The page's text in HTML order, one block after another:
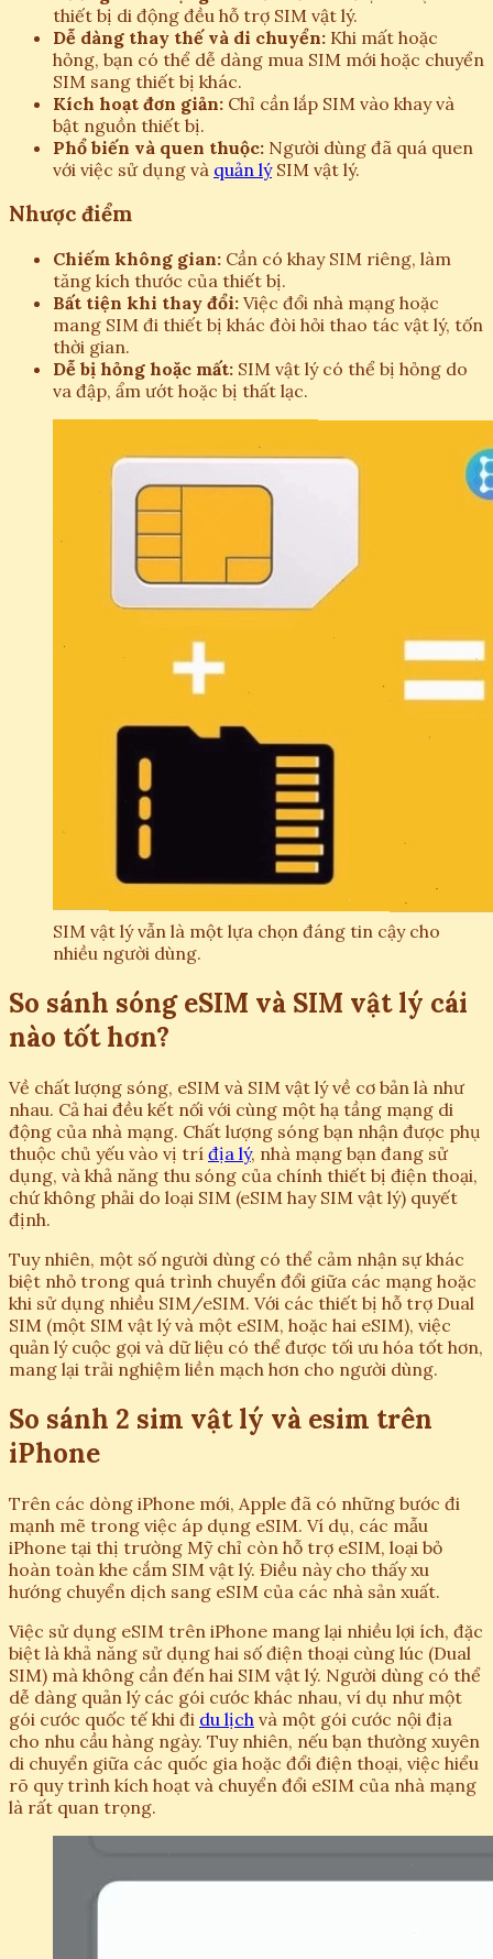
thiết bị di động đều hỗ trợ SIM vật lý.
Dễ dàng thay thế và di chuyển: Khi mất hoặc
hỏng, bạn có thể dễ dàng mua SIM mới hoặc chuyển
SIM sang thiết bị khác.
Kích hoạt đơn giản: Chỉ cần lắp SIM vào khay và
bật nguồn thiết bị.
Phổ biến và quen thuộc: Người dùng đã quá quen
với việc sử dụng và quản lýSIM vật lý.
Nhược điểm
Chiếm không gian: Cần có khay SIM riêng, làm
tăng kích thước của thiết bị.
Bất tiện khi thay đổi: Việc đổi nhà mạng hoặc
mang SIM đi thiết bị khác đòi hỏi thao tác vật lý, tốn
thời gian.
Dễ bị hỏng hoặc mất: SIM vật lý có thể bị hỏng do
va đập, ẩm ướt hoặc bị thất lạc.
SIM vật lý vẫn là một lựa chọn đáng tin cậy cho
nhiều người dùng.
So sánh sóng eSIM và SIM vật lý cái
nào tốt hơn?
Về chất lượng sóng, eSIM và SIM vật lý về cơ bản là như
nhau. Cả hai đều kết nối với cùng một hạ tầng mạng di
động của nhà mạng. Chất lượng sóng bạn nhận được phụ
thuộc chủ yếu vào vị trí địa lý, nhà mạng bạn đang sử
dụng, và khả năng thu sóng của chính thiết bị điện thoại,
chứ không phải do loại SIM (eSIM hay SIM vật lý) quyết
định.
Tuy nhiên, một số người dùng có thể cảm nhận sự khác
biệt nhỏ trong quá trình chuyển đổi giữa các mạng hoặc
khi sử dụng nhiều SIM/eSIM. Với các thiết bị hỗ trợ Dual
SIM (một SIM vật lý và một eSIM, hoặc hai eSIM), việc
quản lý cuộc gọi và dữ liệu có thể được tối ưu hóa tốt hơn,
mang lại trải nghiệm liền mạch hơn cho người dùng.
So sánh 2 sim vật lý và esim trên
iPhone
Trên các dòng iPhone mới, Apple đã có những bước đi
mạnh mẽ trong việc áp dụng eSIM. Ví dụ, các mẫu
iPhone tại thị trường Mỹ chỉ còn hỗ trợ eSIM, loại bỏ
hoàn toàn khe cắm SIM vật lý. Điều này cho thấy xu
hướng chuyển dịch sang eSIM của các nhà sản xuất.
Việc sử dụng eSIM trên iPhone mang lại nhiều lợi ích, đặc
biệt là khả năng sử dụng hai số điện thoại cùng lúc (Dual
SIM) mà không cần đến hai SIM vật lý. Người dùng có thể
dễ dàng quản lý các gói cước khác nhau, ví dụ như một
gói cước quốc tế khi đi du lịch và một gói cước nội địa
cho nhu cầu hàng ngày. Tuy nhiên, nếu bạn thường xuyên
di chuyển giữa các quốc gia hoặc đổi điện thoại, việc hiểu
rõ quy trình kích hoạt và chuyển đổi eSIM của nhà mạng
là rất quan trọng.